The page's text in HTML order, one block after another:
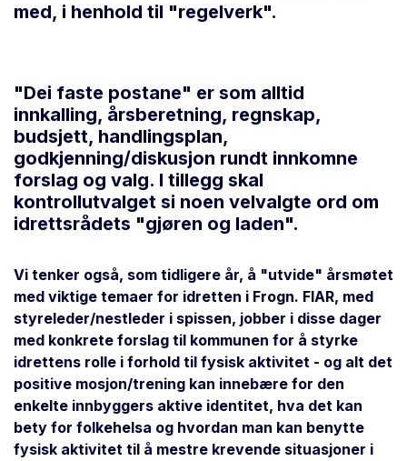
med, i henhold til "regelverk".
"Dei faste postane" er som alltid
innkalling, årsberetning, regnskap,
budsjett, handlingsplan,
godkjenning/diskusjon rundt innkomne
forslag og valg. I tillegg skal
kontrollutvalget si noen velvalgte ord om
idrettsrådets "gjøren og laden".
Vi tenker også, som tidligere år, å "utvide" årsmøtet
med viktige temaer for idretten i Frogn. FIAR, med
styreleder/nestleder i spissen, jobber i disse dager
med konkrete forslag til kommunen for å styrke
idrettens rolle i forhold til fysisk aktivitet - og alt det
positive mosjon/trening kan innebære for den
enkelte innbyggers aktive identitet, hva det kan
bety for folkehelsa og hvordan man kan benytte
fysisk aktivitet til å mestre krevende situasjoner i